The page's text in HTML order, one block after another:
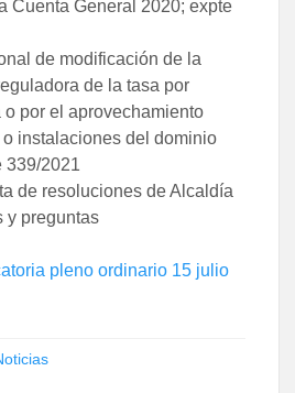
Cuenta General 2020; expte
de modificación de la
de la tasa por
por el aprovechamiento
instalaciones del dominio
339/2021
de resoluciones de Alcaldía
y preguntas
pleno ordinario 15 julio